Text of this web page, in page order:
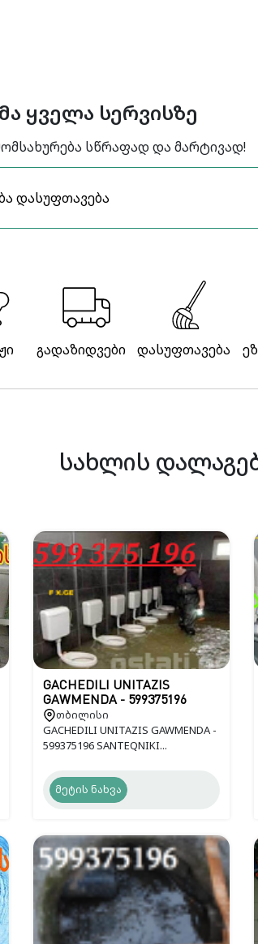
ყველა სერვისზე
სწრაფად და მარტივად!
გადაზიდვები დასუფთავება
სახლის
GACHEDILI UNITAZIS
GAWMENDA - 599375196
თბილისი
GACHEDILI UNITAZIS GAWMENDA -
599375196 SANTEQNIKI...
მეტის ნახვა